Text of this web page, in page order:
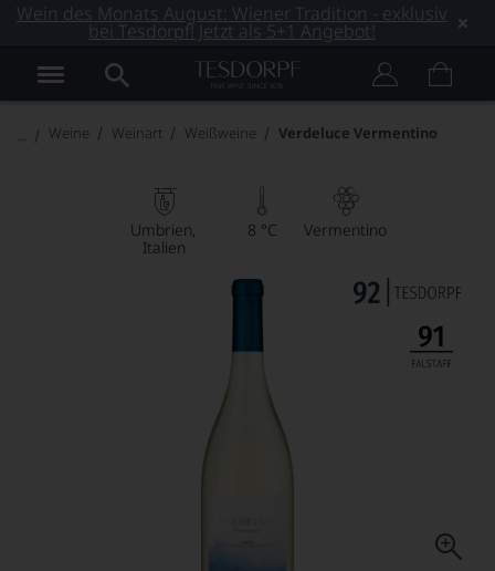
Wein des Monats August: Wiener Tradition - exklusiv
bei Tesdorpf! Jetzt als 5+1 Angebot!
Weine Weinart Weißweine Verdeluce Vermentino
Umbrien
Italien
8 °C Vermentino